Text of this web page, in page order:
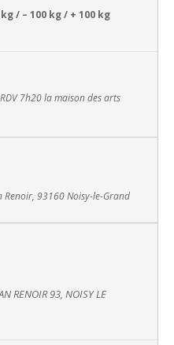
kg / + 100 kg
RDV 7h20 la maison des arts
Renoir, 93160 Noisy-le-Grand
RENOIR 93, NOISY LE